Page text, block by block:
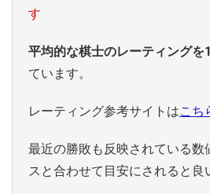
す
平均的な棋士のレーティングを
ています。
レーティング参考サイトはこち
最近の勝敗も反映されている数
スと合わせて目安にされると良